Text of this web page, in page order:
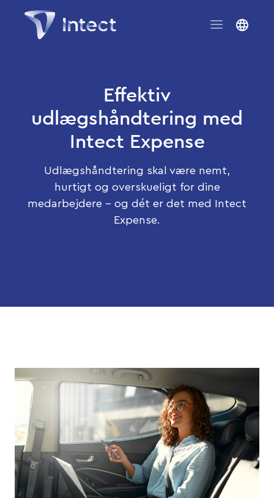
Effektiv
udlægshåndtering med
Intect Expense
Udlægshåndtering skal være nemt,
hurtigt og overskueligt for dine
medarbejdere – og dét er det med Intect
Expense.